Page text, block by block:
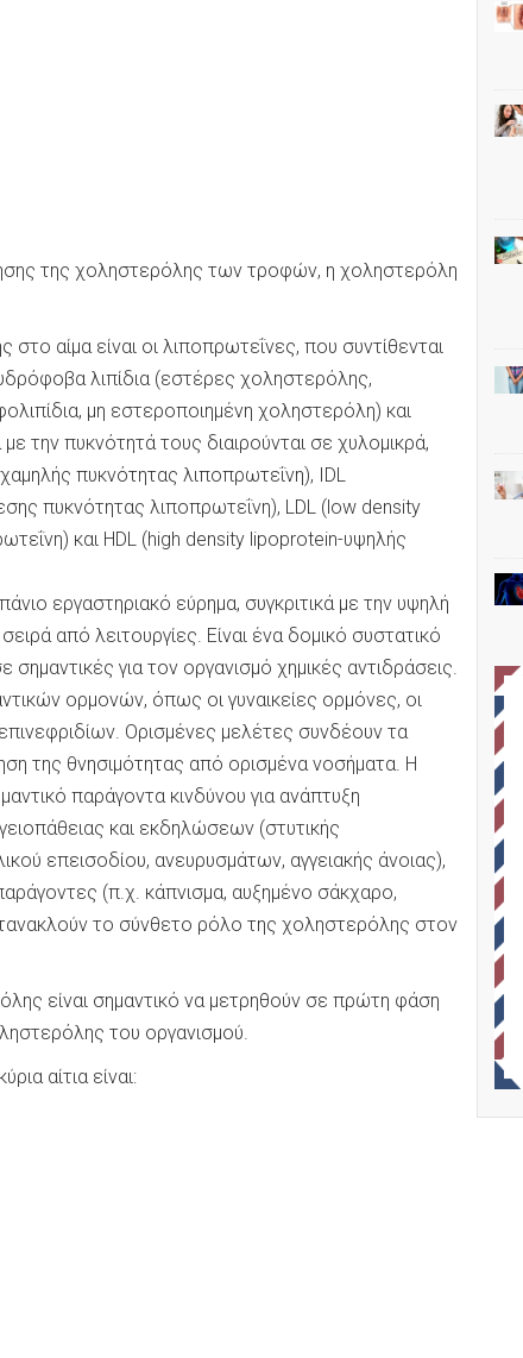
της χοληστερόλης των τροφών, η χοληστερόλη
αίμα είναι οι λιποπρωτεΐνες, που συντίθενται
λιπίδια (εστέρες χοληστερόλης,
μη εστεροποιημένη χοληστερόλη) και
την πυκνότητά τους διαιρούνται σε χυλομικρά,
πυκνότητας λιποπρωτεΐνη), IDL
πυκνότητας λιποπρωτεΐνη), LDL (low density
και HDL (high density lipoprotein-υψηλής
εργαστηριακό εύρημα, συγκριτικά με την υψηλή
από λειτουργίες. Είναι ένα δομικό συστατικό
για τον οργανισμό χημικές αντιδράσεις.
ορμονών, όπως οι γυναικείες ορμόνες, οι
Ορισμένες μελέτες συνδέουν τα
της θνησιμότητας από ορισμένα νοσήματα. Η
παράγοντα κινδύνου για ανάπτυξη
και εκδηλώσεων (στυτικής
επεισοδίου, ανευρυσμάτων, αγγειακής άνοιας),
(π.χ. κάπνισμα, αυξημένο σάκχαρο,
το σύνθετο ρόλο της χοληστερόλης στον
είναι σημαντικό να μετρηθούν σε πρώτη φάση
του οργανισμού.
αίτια είναι: